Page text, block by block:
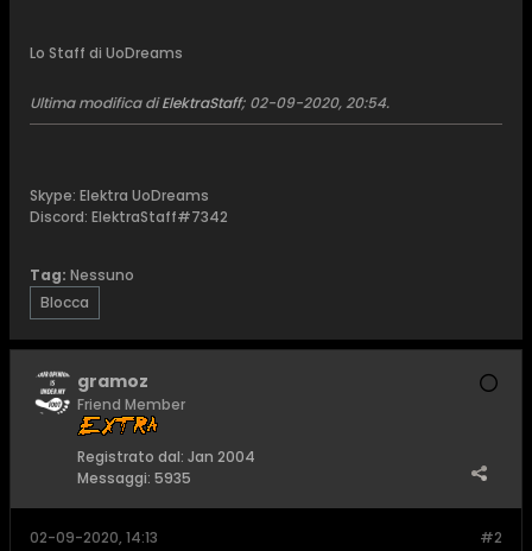
Lo Staff di UoDreams
Ultima modifica diElektraStaff; 02-09-2020, 20:54.
Skype: Elektra UoDreams
Discord: ElektraStaff#7342
Tag: Nessuno
Blocca
gramoz
Friend Member
Registrato dal: Jan 2004
Messaggi: 5935
#2
02-09-2020, 14:13